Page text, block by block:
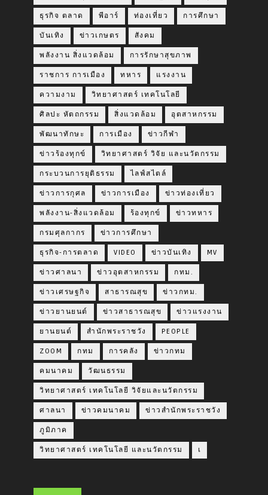
ธุรกิจ ตลาด พีอาร์ ท่องเที่ยว การศึกษา
บันเทิง ข่าวเกษตร สังคม
พลังงาน สิ่งแวดล้อม การรักษาสุขภาพ
ราชการ การเมือง ทหาร แรงงาน
ความงาม วิทยาศาสตร์ เทคโนโลยี
ศิลปะ หัตถกรรม สิ่งแวดล้อม อุตสาหกรรม
พัฒนาทักษะ การเมือง ข่าวกีฬา
ข่าวร้องทุกข์ วิทยาศาสตร์ วิจัย และนวัตกรรม
กระบวนการยุติธรรม ไลฟ์สไตล์
ข่าวการกุศล ข่าวการเมือง ข่าวท่องเที่ยว
พลังงาน-สิ่งแวดล้อม ร้องทุกข์ ข่าวทหาร
กรมศุลกากร ข่าวการศึกษา
ธุรกิจ-การตลาด VIDEO ข่าวบันเทิง MV
ข่าวศาลนา ข่าวอุตสาหกรรม กทม.
ข่าวเศรษฐกิจ สาธารณสุข ข่าวกทม.
ข่าวยานยนต์ ข่าวสาธารณสุข ข่าวแรงงาน
ยานยนต์ สำนักพระราชวัง PEOPLE
ZOOM กทม การคลัง ข่าวกทม
คมนาคม วัฒนธรรม
วิทยาศาสตร์ เทคโนโลยี วิจัยและนวัตกรรม
ศาลนา ข่าวคมนาคม ข่าวสำนักพระราชวัง
ภูมิภาค
วิทยาศาสตร์ เทคโนโลยี และนวัตกรรม เ